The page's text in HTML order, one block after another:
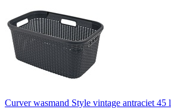
Curver wasmand Style vintage antraciet 45 l